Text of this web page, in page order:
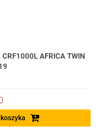
CRF1000L AFRICA TWIN
koszyka